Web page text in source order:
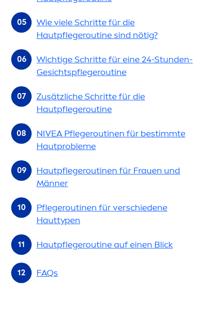
Wie viele Schritte für die
Hautpflegeroutine sind nötig?
Wichtige Schritte für eine 24-Stunden-
Gesichtspflegeroutine
Zusätzliche Schritte für die
Hautpflegeroutine
NIVEA Pflegeroutinen für bestimmte
Hautprobleme
Hautpflegeroutinen für Frauen und
Männer
Pflegeroutinen für verschiedene
Hauttypen
Hautpflegeroutine auf einen Blick
FAQs